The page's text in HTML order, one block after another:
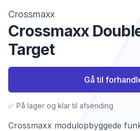
Crossmaxx
Crossmaxx
Target
Crossmaxx modulopbyggede
✅ På lager og klar til afsending
Gå til